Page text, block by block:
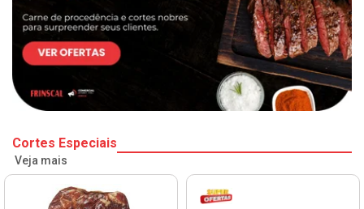
Cortes Especiais
Veja mais